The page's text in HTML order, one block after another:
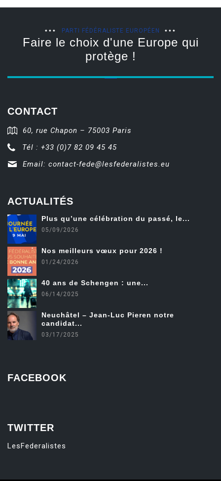
PARTI FÉDÉRALISTE EUROPÉEN
Faire le choix d'une Europe qui
protège !
CONTACT
60, rue Chapon – 75003 Paris
Tél : +33 (0)7 82 09 45 45
Email: contact-fede@lesfederalistes.eu
ACTUALITÉS
Plus qu’une célébration du passé, le...
05/09/2026
Nos meilleurs vœux pour 2026 !
01/24/2026
40 ans de Schengen : une...
06/14/2025
Neuchâtel – Jean-Luc Pieren notre
candidat...
03/17/2025
FACEBOOK
TWITTER
LesFederalistes